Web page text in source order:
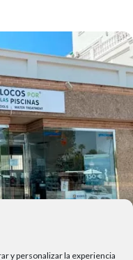
y personalizar la experiencia